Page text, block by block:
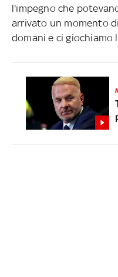
l'impegno che
arrivato un momento
domani e ci giochiamo